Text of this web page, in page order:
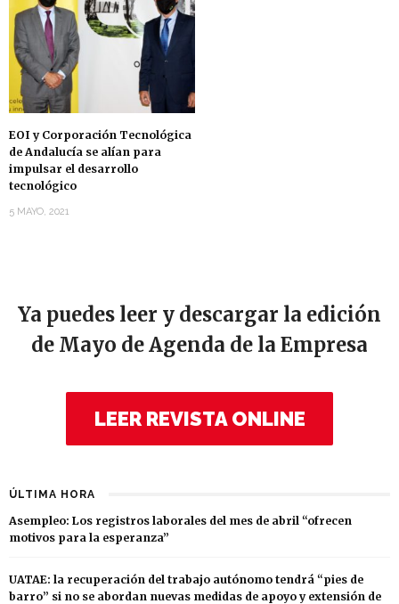
EOI y Corporación Tecnológica
de Andalucía se alían para
impulsar el desarrollo
tecnológico
5 MAYO, 2021
Ya puedes leer y descargar la edición
de Mayo de Agenda de la Empresa
LEER REVISTA ONLINE
ÚLTIMA HORA
Asempleo: Los registros laborales del mes de abril “ofrecen
motivos para la esperanza”
UATAE: la recuperación del trabajo autónomo tendrá “pies de
barro” si no se abordan nuevas medidas de apoyo y extensión de